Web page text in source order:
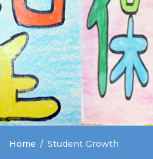
Home Student Growth